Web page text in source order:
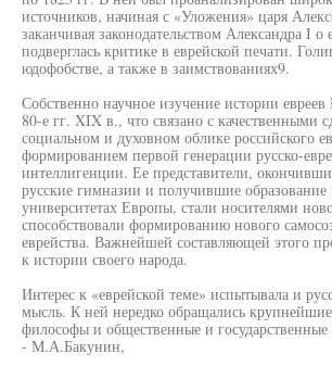
источников, начиная с «Уложения» царя
заканчивая законодательством Александра I о
подверглась критике в еврейской печати.
юдофобстве, а также в заимствованиях9.
Собственно научное изучение истории евреев
80-е гг. XIX в., что связано с качественными
социальном и духовном облике российского
формированием первой генерации русско-
интеллигенции. Ее представители,
русские гимназии и получившие
университетах Европы, стали носителями
способствовали формированию нового
еврейства. Важнейшей составляющей этого
к истории своего народа.
Интерес к «еврейской теме» испытывала и
мысль. К ней нередко обращались
философы и общественные и
- М.А.Бакунин,